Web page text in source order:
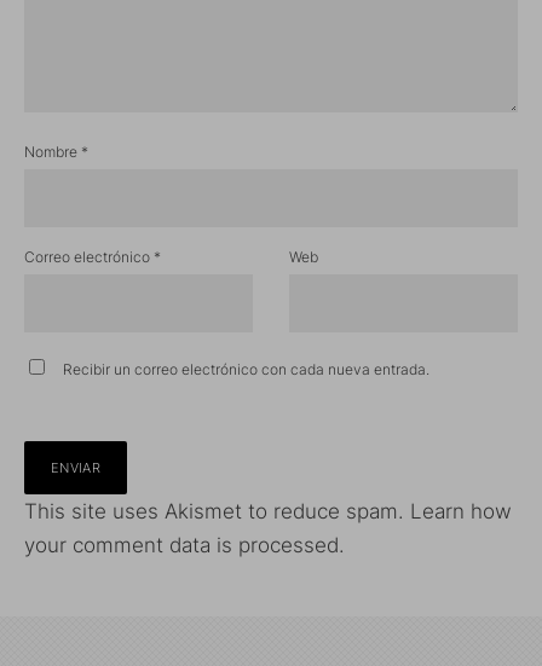
Nombre *
Correo electrónico * Web
Recibir un correo electrónico con cada nueva entrada.
This site uses Akismet to reduce spam. Learn how
your comment data is processed.